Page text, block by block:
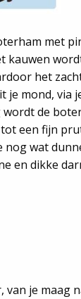
met
kauwen
het
je mond, via
wordt de
een fijn
wat
en dikke
van je maag